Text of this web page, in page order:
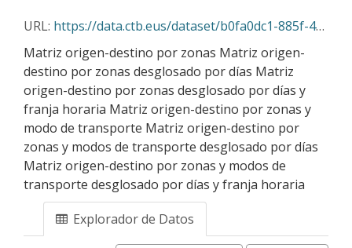
URL: https://data.ctb.eus/dataset/b0fa0dc1-885f-49ac-bee4-ba12ef56b431/resource/c1528e9f-f676-4756-a71d-87104eed0cd5/download/opendata_junio24.xlsx
Matriz origen-destino por zonas Matriz origen-
destino por zonas desglosado por días Matriz
origen-destino por zonas desglosado por días y
franja horaria Matriz origen-destino por zonas y
modo de transporte Matriz origen-destino por
zonas y modos de transporte desglosado por días
Matriz origen-destino por zonas y modos de
transporte desglosado por días y franja horaria
Explorador de Datos